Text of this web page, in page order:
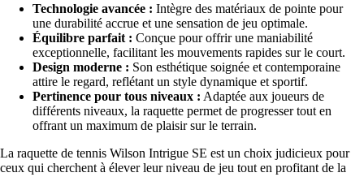
Technologie avancée : Intègre des matériaux de pointe pour
une durabilité accrue et une sensation de jeu optimale.
Équilibre parfait : Conçue pour offrir une maniabilité
exceptionnelle, facilitant les mouvements rapides sur le court.
Design moderne : Son esthétique soignée et contemporaine
attire le regard, reflétant un style dynamique et sportif.
Pertinence pour tous niveaux : Adaptée aux joueurs de
différents niveaux, la raquette permet de progresser tout en
offrant un maximum de plaisir sur le terrain.
La raquette de tennis Wilson Intrigue SE est un choix judicieux pour
ceux qui cherchent à élever leur niveau de jeu tout en profitant de la